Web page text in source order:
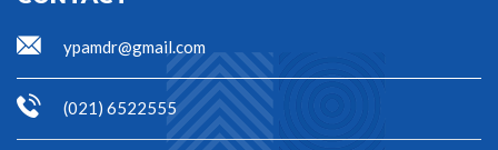
ypamdr@gmail.com
(021) 6522555